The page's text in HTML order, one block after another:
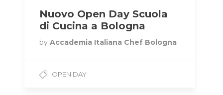
Nuovo Open Day Scuola
di Cucina a Bologna
by Accademia Italiana Chef Bologna
OPEN DAY